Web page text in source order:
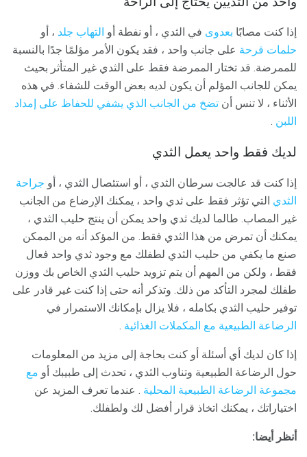
إذا كنت مصابًا بعدوى في الثدي ، أو نفطة أو التهاب جلد ، أو
حلمات قرحة على جانب واحد ، فقد يكون الأمر مؤلمًا جدًا بالنسبة
للممرضة. قد تختار الممرضة فقط على الثدي غير المتأثر بحيث
يمكن للجانب المؤلم أن يكون لديه بعض الوقت للشفاء. في هذه
الأثناء ، لا تنس أن تضخ من الجانب الذي يشفي للحفاظ على إمداد
اللبن .
لديك فقط واحد يعمل الثدي
إذا كنت قد عالجت سرطان الثدي ، أو استئصال الثدي ، أو جراحة
الثدي التي تؤثر فقط على ثدي واحد ، يمكنك الإرضاع من الجانب
غير المصاب. طالما لديك ثدي واحد يمكن أن ينتج حليب الثدي ،
يمكنك أن تمرض من هذا الثدي فقط. من المؤكد أنه من الممكن
صنع ما يكفي من حليب الثدي لطفلك مع وجود ثدي واحد فعال
فقط ، ولكن من المهم أن يتم تزويد حليب الثدي الخاص بك ووزن
طفلك لمجرد التأكد من ذلك. وتذكر أنه حتى إذا كنت غير قادر على
توفير حليب الثدي بكامله ، فلا يزال بإمكانك الاستمرار في
الرضاعة الطبيعية مع المكملات الغذائية .
إذا كان لديك أي أسئلة أو كنت بحاجة إلى مزيد من المعلومات
حول الرضاعة الطبيعية وتناوب الثدي ، تحدث إلى طبيبك أو مع
مجموعة الرضاعة الطبيعية المحلية . عندما تعرف المزيد عن
اختياراتك ، يمكنك اتخاذ قرار أفضل لك ولطفلك.
أنظر أيضا: